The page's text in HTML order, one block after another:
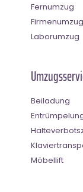
Fernumzug
Firmenumzug
Laborumzug
Beiladung
Möbellift